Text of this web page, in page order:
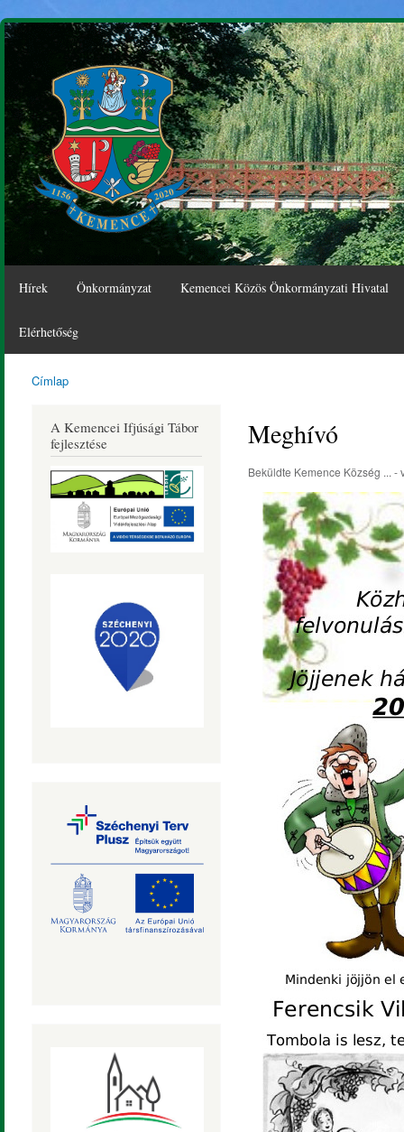
Hírek Önkormányzat Kemencei Közös Önkormányzati Hivatal
Elérhetőség
Kemence
Község
Honlapja
Címlap
A Kemencei Ifjúsági Tábor
fejlesztése
Meghívó
Beküldte Kemence Község ... -